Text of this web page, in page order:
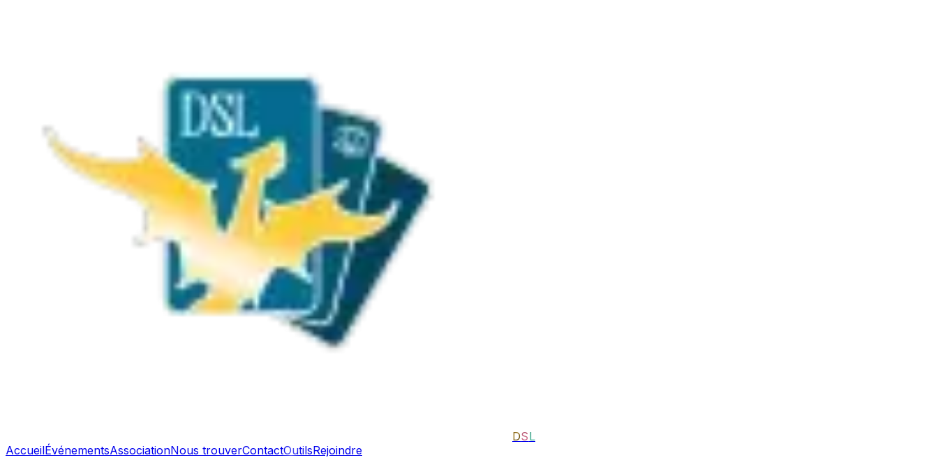
DSL
AccueilÉvénementsAssociationNous trouverContactOutilsRejoindre